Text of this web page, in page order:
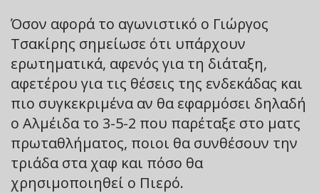
Όσον αφορά το αγωνιστικό ο Γιώργος
Τσακίρης σημείωσε ότι υπάρχουν
ερωτηματικά, αφενός για τη διάταξη,
αφετέρου για τις θέσεις της ενδεκάδας και
πιο συγκεκριμένα αν θα εφαρμόσει δηλαδή
ο Αλμέιδα το 3-5-2 που παρέταξε στο ματς
πρωταθλήματος, ποιοι θα συνθέσουν την
τριάδα στα χαφ και πόσο θα
χρησιμοποιηθεί ο Πιερό.